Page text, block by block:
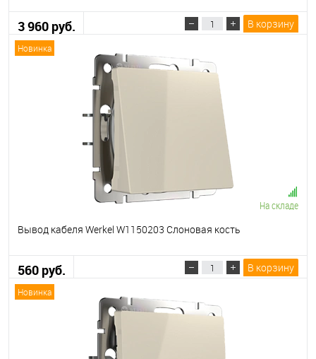
3 960 руб. В корзину
Новинка
На складе
Вывод кабеля Werkel W1150203 Слоновая кость
560 руб. В корзину
Новинка